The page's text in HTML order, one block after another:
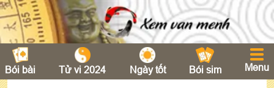
Bói bài Tử vi 2024 Ngày tốt Bói sim Menu